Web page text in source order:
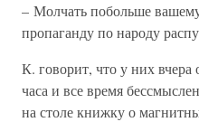
– Молчать побольше
пропаганду по народу
К. говорит, что у них
часа и все время
на столе книжку о